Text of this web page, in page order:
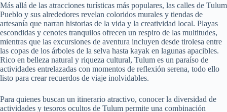
Más allá de las atracciones turísticas más populares, las calles de Tulum
Pueblo y sus alrededores revelan coloridos murales y tiendas de
artesanía que narran historias de la vida y la creatividad local. Playas
escondidas y cenotes tranquilos ofrecen un respiro de las multitudes,
mientras que las excursiones de aventura incluyen desde tirolesa entre
las copas de los árboles de la selva hasta kayak en lagunas apacibles.
Rico en belleza natural y riqueza cultural, Tulum es un paraíso de
actividades entrelazadas con momentos de reflexión serena, todo ello
listo para crear recuerdos de viaje inolvidables.
Para quienes buscan un itinerario atractivo, conocer la diversidad de
actividades y tesoros ocultos de Tulum permite una combinación